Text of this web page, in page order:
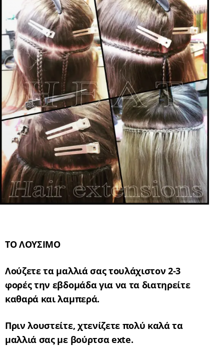
ΤΟ ΛΟΥΣΙΜΟ
Λούζετε τα μαλλιά σας τουλάχιστον 2-3
φορές την εβδομάδα για να τα διατηρείτε
καθαρά και λαμπερά.
Πριν λουστείτε, χτενίζετε πολύ καλά τα
μαλλιά σας με βούρτσαexte.